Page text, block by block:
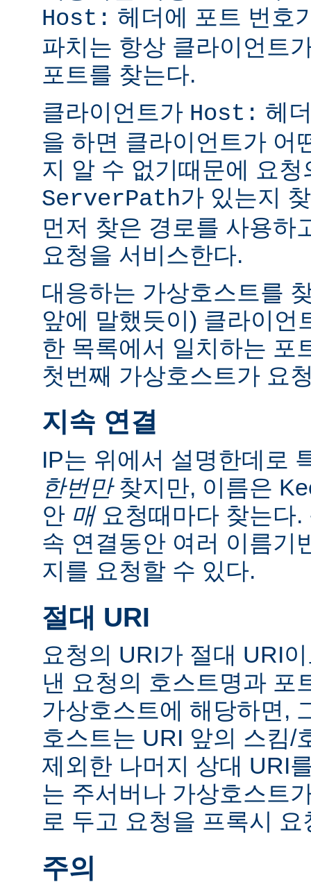
Host: 헤더에 포트 번호
파치는 항상 클라이언트
포트를 찾는다.
클라이언트가 Host: 헤
을 하면 클라이언트가 어
지 알 수 없기때문에 요
ServerPath가 있는지
먼저 찾은 경로를 사용하
요청을 서비스한다.
대응하는 가상호스트를
앞에 말했듯이) 클라이언
한 목록에서 일치하는 포
첫번째 가상호스트가 요
지속 연결
IP는 위에서 설명한데로
한번만찾지만, 이름은
안 매요청때마다 찾는다.
속 연결동안 여러 이름기
지를 요청할 수 있다.
절대 URI
요청의 URI가 절대 URI
낸 요청의 호스트명과 포
가상호스트에 해당하면,
호스트는 URI 앞의 스킴/
제외한 나머지 상대 URI
는 주서버나 가상호스트
로 두고 요청을 프록시
주의